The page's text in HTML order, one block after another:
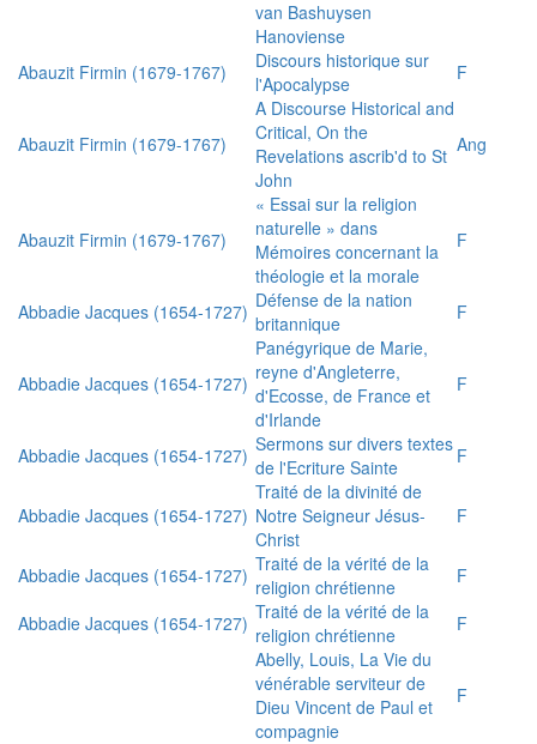
van Bashuysen
Hanoviense
Abauzit Firmin (1679-1767)
Discours historique sur
l'Apocalypse
F
Abauzit Firmin (1679-1767)
A Discourse Historical and
Critical, On the
Revelations ascrib'd to St
John
Ang
Abauzit Firmin (1679-1767)
« Essai sur la religion
naturelle » dans
Mémoires concernant la
théologie et la morale
F
Abbadie Jacques (1654-1727) Défense de la nation
britannique
F
Abbadie Jacques (1654-1727)
Panégyrique de Marie,
reyne d'Angleterre,
d'Ecosse, de France et
d'Irlande
F
Abbadie Jacques (1654-1727) Sermons sur divers textes
de l'Ecriture Sainte
F
Abbadie Jacques (1654-1727)
Traité de la divinité de
Notre Seigneur Jésus-
Christ
F
Abbadie Jacques (1654-1727) Traité de la vérité de la
religion chrétienne
F
Abbadie Jacques (1654-1727) Traité de la vérité de la
religion chrétienne
F
Abelly, Louis, La Vie du
vénérable serviteur de
Dieu Vincent de Paul et
compagnie
F